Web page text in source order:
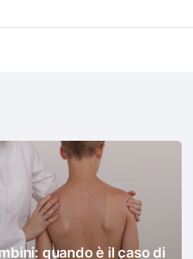
quando è il caso di